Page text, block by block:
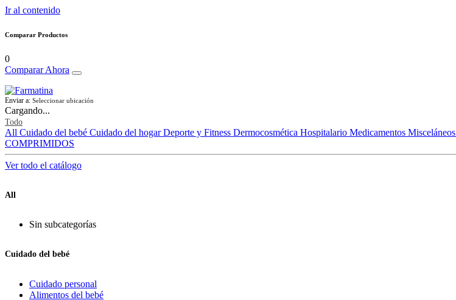
Ir al contenido
Comparar Productos
0
Comparar Ahora
Enviar a: Seleccionar ubicación
Cargando...
Todo
All Cuidado del bebé Cuidado del hogar Deporte y Fitness Dermocosmética Hospitalario Medicamentos Misceláneos
COMPRIMIDOS
Ver todo el catálogo
All
Sin subcategorías
Cuidado del bebé
Cuidado personal
Alimentos del bebé